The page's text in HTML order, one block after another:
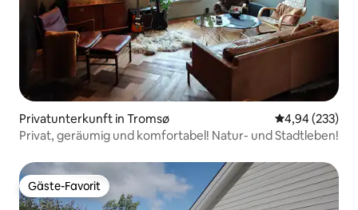
Privatunterkunft in Tromsø
4,94 (233)
Privat, geräumig und komfortabel! Natur- und Stadtleben!
Gäste-Favorit
Gäste-Favorit